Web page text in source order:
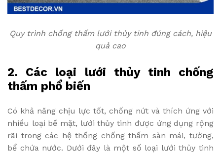
Quy trình chống thấm lưới thủy tinh đúng cách, hiệu
quả cao
2. Các loại lưới thủy tinh chống
thấm phổ biến
Có khả năng chịu lực tốt, chống nứt và thích ứng với
nhiều loại bề mặt, lưới thủy tinh được ứng dụng rộng
rãi trong các hệ thống chống thấm sàn mái, tường,
bể chứa nước. Dưới đây là một số loại lưới thủy tinh